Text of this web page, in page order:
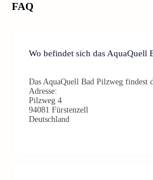
FAQ
Wo befindet sich das AquaQuell
Das AquaQuell Bad Pilzweg findest
Adresse:
Pilzweg 4
94081 Fürstenzell
Deutschland